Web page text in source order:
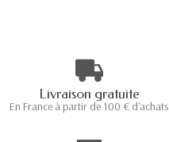
Livraison gratuite
En France à partir de 100 € d'achats